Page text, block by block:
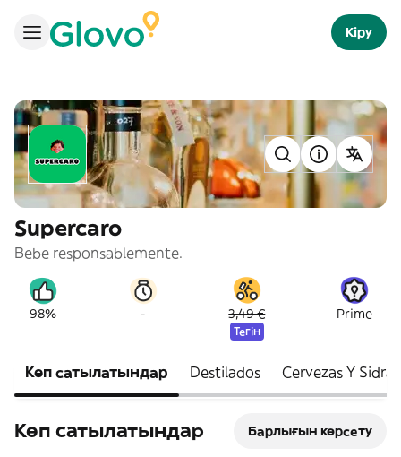
Кіру
Supercaro
Bebe responsablemente.
98% - 3,49 €
Тегін
Prime
Көп сатылатындар Destilados Cervezas Y Sidras
Көп сатылатындар Барлығын көрсету